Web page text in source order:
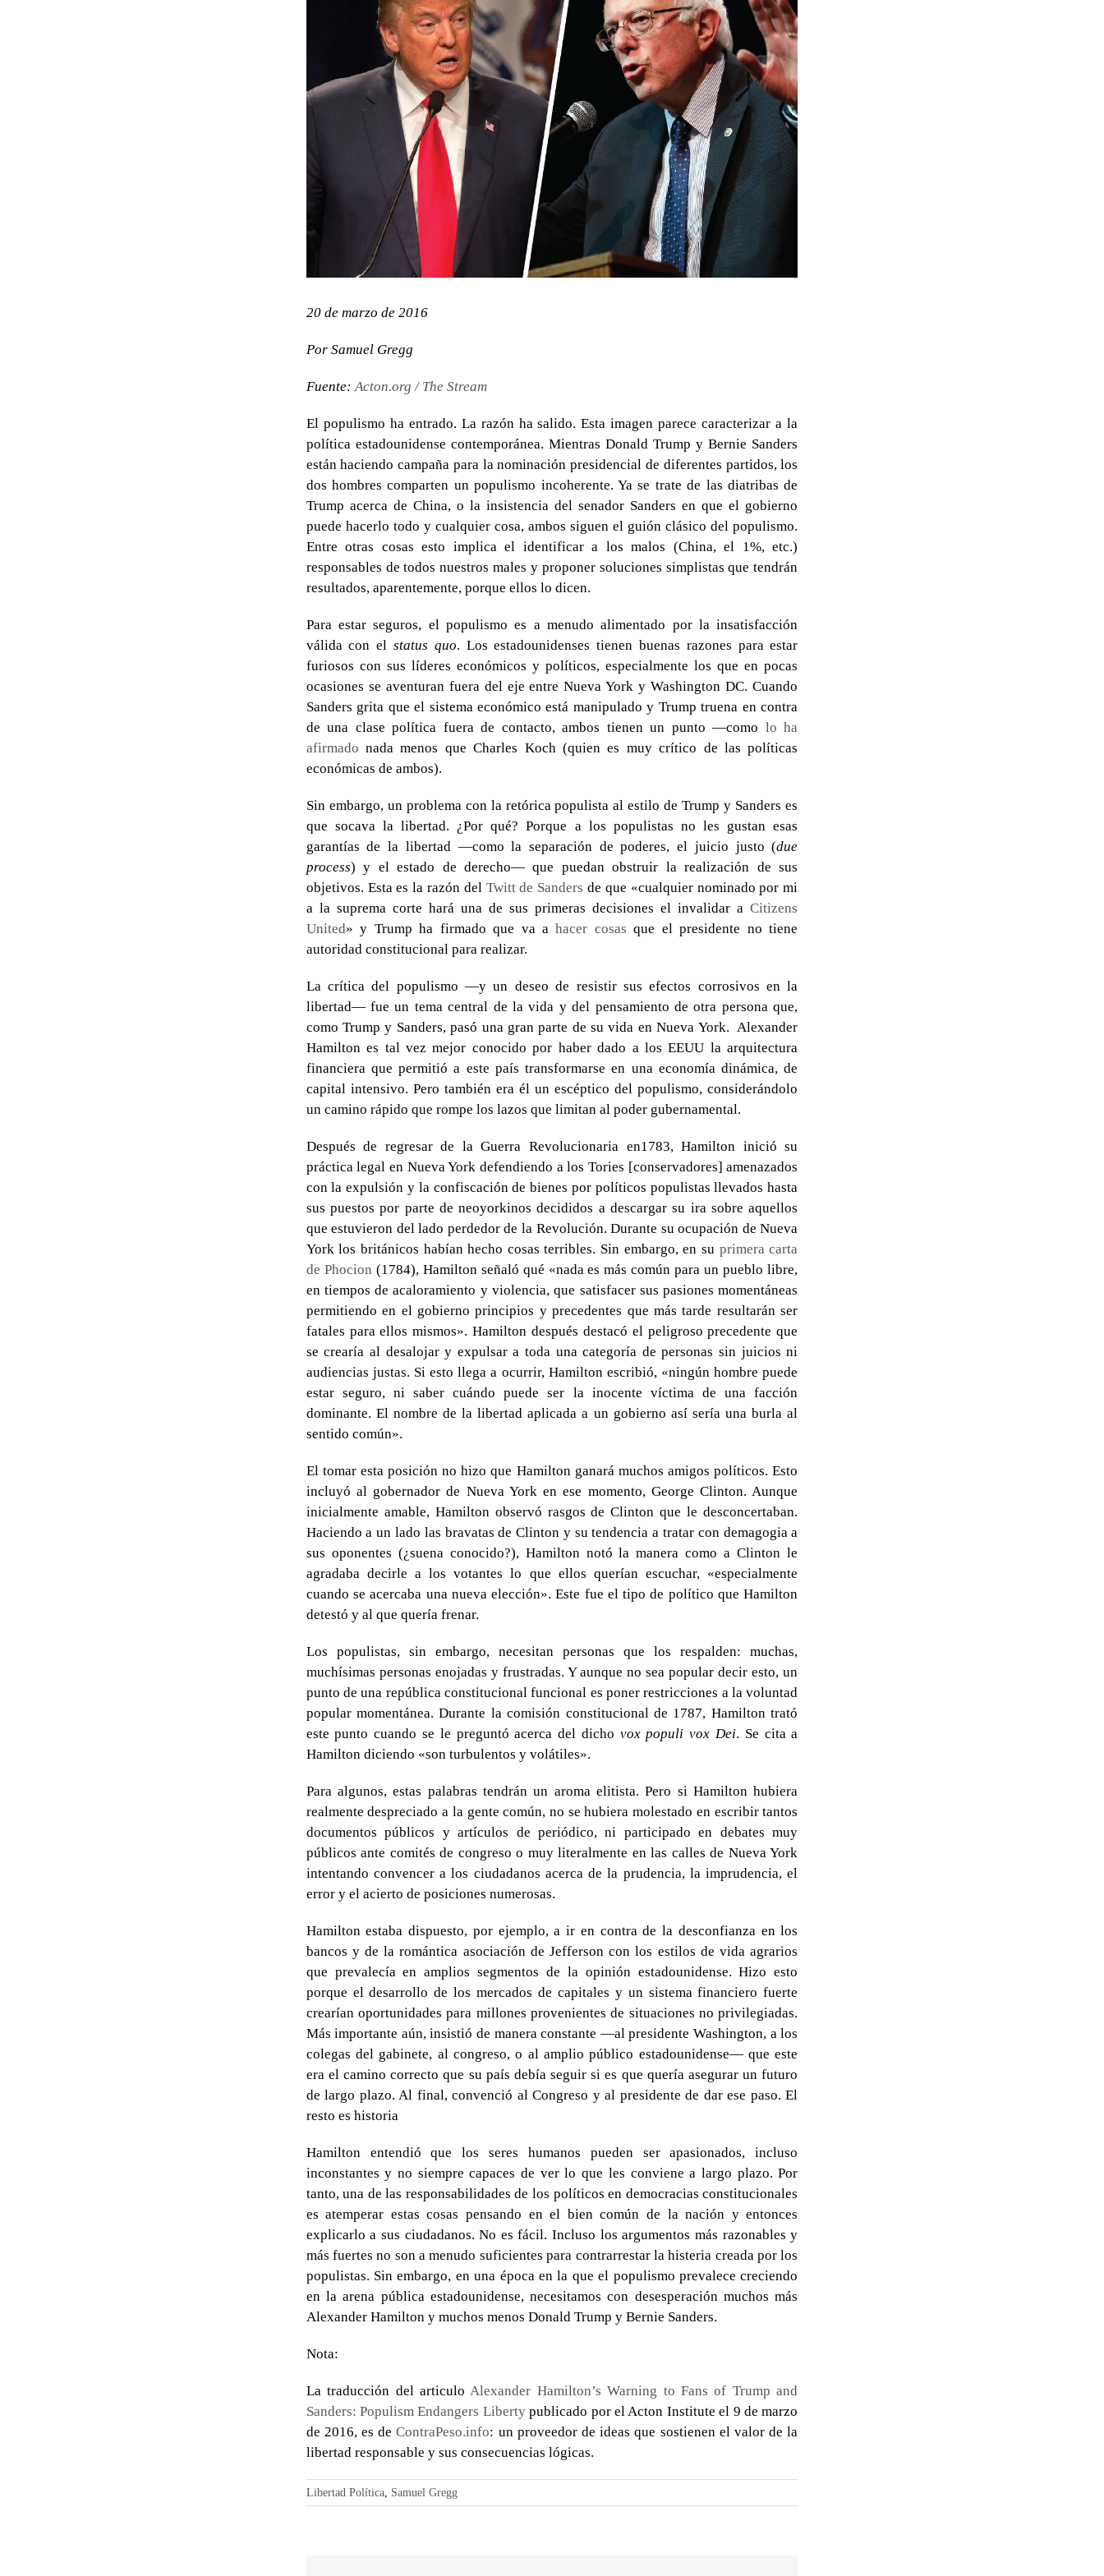
20 de marzo de 2016
Por Samuel Gregg
Fuente: Acton.org / The Stream
El populismo ha entrado. La razón ha salido. Esta imagen parece caracterizar a la
política estadounidense contemporánea. Mientras Donald Trump y Bernie Sanders
están haciendo campaña para la nominación presidencial de diferentes partidos, los
dos hombres comparten un populismo incoherente. Ya se trate de las diatribas de
Trump acerca de China, o la insistencia del senador Sanders en que el gobierno
puede hacerlo todo y cualquier cosa, ambos siguen el guión clásico del populismo.
Entre otras cosas esto implica el identificar a los malos (China, el 1%, etc.)
responsables de todos nuestros males y proponer soluciones simplistas que tendrán
resultados, aparentemente, porque ellos lo dicen.
Para estar seguros, el populismo es a menudo alimentado por la insatisfacción
válida con elstatus quo. Los estadounidenses tienen buenas razones para estar
furiosos con sus líderes económicos y políticos, especialmente los que en pocas
ocasiones se aventuran fuera del eje entre Nueva York y Washington DC. Cuando
Sanders grita que el sistema económico está manipulado y Trump truena en contra
de una clase política fuera de contacto, ambos tienen un punto —como lo ha
afirmado nada menos que Charles Koch (quien es muy crítico de las políticas
económicas de ambos).
Sin embargo, un problema con la retórica populista al estilo de Trump y Sanders es
que socava la libertad. ¿Por qué? Porque a los populistas no les gustan esas
garantías de la libertad —como la separación de poderes, el juicio justo (due
process) y el estado de derecho— que puedan obstruir la realización de sus
objetivos. Esta es la razón del Twitt de Sanders de que «cualquier nominado por mi
a la suprema corte hará una de sus primeras decisiones el invalidar aCitizens
United» y Trump ha firmado que va ahacer cosas que el presidente no tiene
autoridad constitucional para realizar.
La crítica del populismo —y un deseo de resistir sus efectos corrosivos en la
libertad— fue un tema central de la vida y del pensamiento de otra persona que,
como Trump y Sanders, pasó una gran parte de su vida en Nueva York. Alexander
Hamilton es tal vez mejor conocido por haber dado a los EEUU la arquitectura
financiera que permitió a este país transformarse en una economía dinámica, de
capital intensivo. Pero también era él un escéptico del populismo, considerándolo
un camino rápido que rompe los lazos que limitan al poder gubernamental.
Después de regresar de la Guerra Revolucionaria en1783, Hamilton inició su
práctica legal en Nueva York defendiendo a los Tories [conservadores] amenazados
con la expulsión y la confiscación de bienes por políticos populistas llevados hasta
sus puestos por parte de neoyorkinos decididos a descargar su ira sobre aquellos
que estuvieron del lado perdedor de la Revolución. Durante su ocupación de Nueva
York los británicos habían hecho cosas terribles. Sin embargo, en su primera carta
de Phocion (1784), Hamilton señaló qué «nada es más común para un pueblo libre,
en tiempos de acaloramiento y violencia, que satisfacer sus pasiones momentáneas
permitiendo en el gobierno principios y precedentes que más tarde resultarán ser
fatales para ellos mismos». Hamilton después destacó el peligroso precedente que
se crearía al desalojar y expulsar a toda una categoría de personas sin juicios ni
audiencias justas. Si esto llega a ocurrir, Hamilton escribió, «ningún hombre puede
estar seguro, ni saber cuándo puede ser la inocente víctima de una facción
dominante. El nombre de la libertad aplicada a un gobierno así sería una burla al
sentido común».
El tomar esta posición no hizo que Hamilton ganará muchos amigos políticos. Esto
incluyó al gobernador de Nueva York en ese momento, George Clinton. Aunque
inicialmente amable, Hamilton observó rasgos de Clinton que le desconcertaban.
Haciendo a un lado las bravatas de Clinton y su tendencia a tratar con demagogia a
sus oponentes (¿suena conocido?), Hamilton notó la manera como a Clinton le
agradaba decirle a los votantes lo que ellos querían escuchar, «especialmente
cuando se acercaba una nueva elección». Este fue el tipo de político que Hamilton
detestó y al que quería frenar.
Los populistas, sin embargo, necesitan personas que los respalden: muchas,
muchísimas personas enojadas y frustradas. Y aunque no sea popular decir esto, un
punto de una república constitucional funcional es poner restricciones a la voluntad
popular momentánea. Durante la comisión constitucional de 1787, Hamilton trató
este punto cuando se le preguntó acerca del dicho vox populi vox Dei. Se cita a
Hamilton diciendo «son turbulentos y volátiles».
Para algunos, estas palabras tendrán un aroma elitista. Pero si Hamilton hubiera
realmente despreciado a la gente común, no se hubiera molestado en escribir tantos
documentos públicos y artículos de periódico, ni participado en debates muy
públicos ante comités de congreso o muy literalmente en las calles de Nueva York
intentando convencer a los ciudadanos acerca de la prudencia, la imprudencia, el
error y el acierto de posiciones numerosas.
Hamilton estaba dispuesto, por ejemplo, a ir en contra de la desconfianza en los
bancos y de la romántica asociación de Jefferson con los estilos de vida agrarios
que prevalecía en amplios segmentos de la opinión estadounidense. Hizo esto
porque el desarrollo de los mercados de capitales y un sistema financiero fuerte
crearían oportunidades para millones provenientes de situaciones no privilegiadas.
Más importante aún, insistió de manera constante —al presidente Washington, a los
colegas del gabinete, al congreso, o al amplio público estadounidense— que este
era el camino correcto que su país debía seguir si es que quería asegurar un futuro
de largo plazo. Al final, convenció al Congreso y al presidente de dar ese paso. El
resto es historia
Hamilton entendió que los seres humanos pueden ser apasionados, incluso
inconstantes y no siempre capaces de ver lo que les conviene a largo plazo. Por
tanto, una de las responsabilidades de los políticos en democracias constitucionales
es atemperar estas cosas pensando en el bien común de la nación y entonces
explicarlo a sus ciudadanos. No es fácil. Incluso los argumentos más razonables y
más fuertes no son a menudo suficientes para contrarrestar la histeria creada por los
populistas. Sin embargo, en una época en la que el populismo prevalece creciendo
en la arena pública estadounidense, necesitamos con desesperación muchos más
Alexander Hamilton y muchos menos Donald Trump y Bernie Sanders.
Nota:
La traducción del articulo Alexander Hamilton’s Warning to Fans of Trump and
Sanders: Populism Endangers Libertypublicado por el Acton Institute el 9 de marzo
de 2016, es deContraPeso.info: un proveedor de ideas que sostienen el valor de la
libertad responsable y sus consecuencias lógicas.
Libertad Política, Samuel Gregg